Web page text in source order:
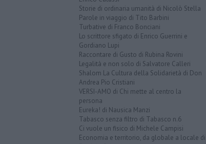
Storie di ordinaria umanità di Nicolò Stella
Parole in viaggio di Tito Barbini
Turbative di Franco Bonciani
Lo scrittore sfigato di Enrico Guerrini e
Gordiano Lupi
Raccontare di Gusto di Rubina Rovini
Legalità e non solo di Salvatore Calleri
Shalom La Cultura della Solidarietà di Don
Andrea Pio Cristiani
VERSI-AMO di Chi mette al centro la
persona
Eureka! di Nausica Manzi
Tabasco senza filtro di Tabasco n.6
Ci vuole un fisico di Michele Campisi
Economia e territorio, da globale a locale di